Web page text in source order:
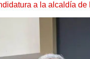
a la alcaldía